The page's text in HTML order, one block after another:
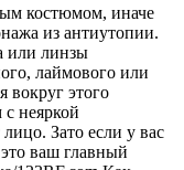
костюмом, иначе
из антиутопии.
или линзы
лаймового или
вокруг этого
неяркой
Зато если у вас
ваш главный